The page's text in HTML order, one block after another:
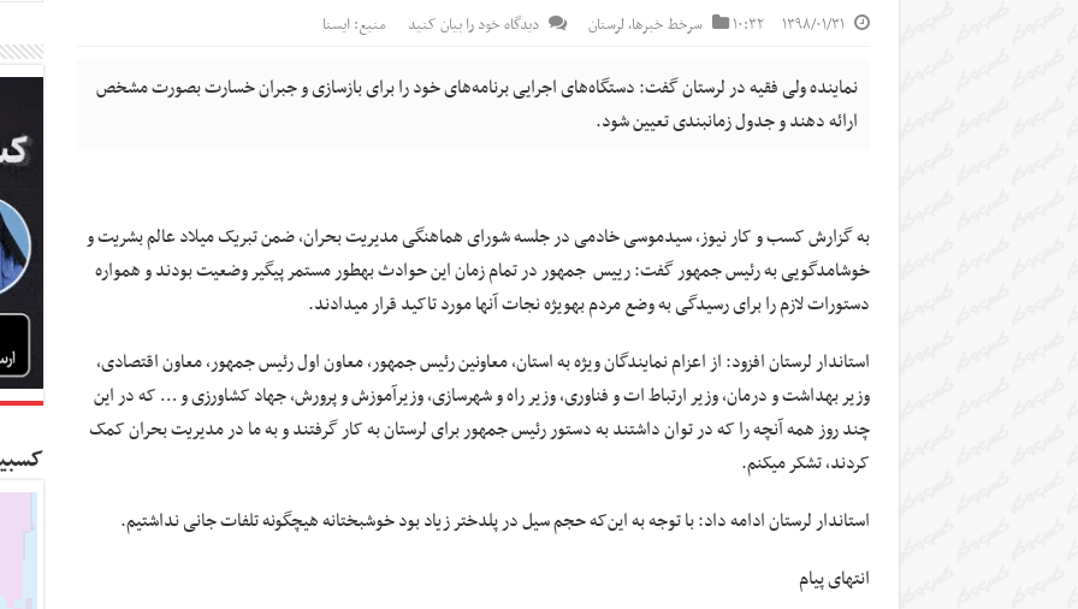
۱۳۹۸/۰۱/۳۱ ۱۰:۳۲ سرخط خبرها,لرستان دیدگاه خود را بیان کنید منبع: ایسنا
نماینده ولی فقیه در لرستان گفت: دستگاه‌های اجرایی برنامه‌های خود را برای بازسازی و جبران خسارت بصورت مشخص
ارائه دهند و جدول زمانبندی تعیین شود.
به گزارش کسب و کار نیوز، سیدموسی خادمی در جلسه شورای هماهنگی مدیریت بحران، ضمن تبریک میلاد عالم بشریت و
خوشامدگویی به رئیس جمهور گفت: رییس جمهور در تمام زمان این حوادث به‎طور مستمر پیگیر وضعیت بودند و همواره
دستورات لازم را برای رسیدگی به وضع مردم به‎ویژه نجات آنها مورد تاکید قرار می‎دادند.
استاندار لرستان افزود: از اعزام نمایندگان ویژه به استان، معاونین رئیس جمهور، معاون اول رئیس جمهور، معاون اقتصادی،
وزیر بهداشت و درمان، وزیر ارتباط ات و فناوری، وزیر راه و شهرسازی، وزیرآموزش و پرورش، جهاد کشاورزی و … که در این
چند روز همه آنچه را که در توان داشتند به دستور رئیس جمهور برای لرستان به کار گرفتند و به ما در مدیریت بحران کمک
کردند، تشکر می‎کنم.
استاندار لرستان ادامه داد: با توجه به این‌که حجم سیل در پلدختر زیاد بود خوشبختانه هیچ‎گونه تلفات جانی نداشتیم.
انتهای پیام